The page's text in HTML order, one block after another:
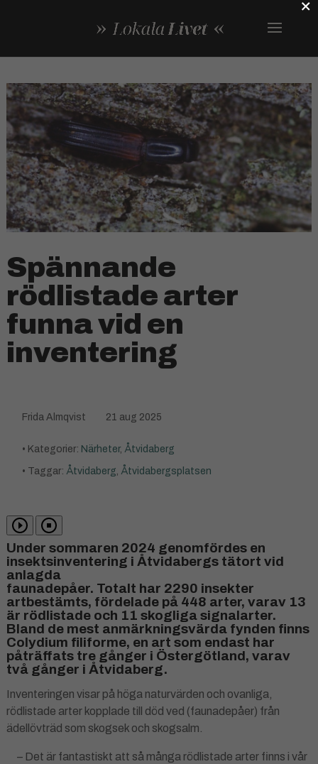
Spännande
rödlistade arter
funna vid en
inventering
Frida Almqvist 21 aug 2025
• Kategorier: Närheter, Åtvidaberg
• Taggar: Åtvidaberg, Åtvidabergsplatsen
Under sommaren 2024 genomfördes en
insektsinventering i Åtvidabergs tätort vid
anlagda
faunadepåer. Totalt har 2290 insekter
artbestämts, fördelade på 448 arter, varav 13
är rödlistade och 11 skogliga signalarter.
Bland de mest anmärkningsvärda fynden finns
Colydium filiforme, en art som endast har
påträffats tre gånger i Östergötland, varav
två gånger i Åtvidaberg.
Inventeringen visar på höga naturvärden och ovanliga,
rödlistade arter kopplade till död ved (faunadepåer) från
ädellövträd som skogsek och skogsalm.
– Det är fantastiskt att så många rödlistade arter finns i vår
×